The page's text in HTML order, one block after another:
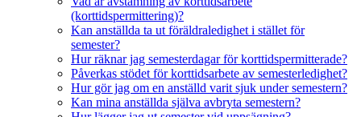
(korttidspermittering)?
Kan anställda ta ut föräldraledighet i stället för
semester?
Hur räknar jag semesterdagar för korttidspermitterade?
Påverkas stödet för korttidsarbete av semesterledighet?
Hur gör jag om en anställd varit sjuk under semestern?
Kan mina anställda själva avbryta semestern?